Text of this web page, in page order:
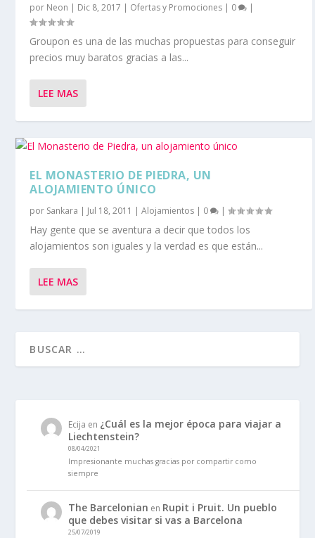
por Neon | Dic 8, 2017 | Ofertas y Promociones | 0 |
Groupon es una de las muchas propuestas para conseguir
precios muy baratos gracias a las...
LEE MAS
EL MONASTERIO DE PIEDRA, UN
ALOJAMIENTO ÚNICO
por Sankara | Jul 18, 2011 |Alojamientos | 0 |
Hay gente que se aventura a decir que todos los
alojamientos son iguales y la verdad es que están...
LEE MAS
Ecija en ¿Cuál es la mejor época para viajar a
Liechtenstein?
08/04/2021
Impresionante muchas gracias por compartir como
siempre
The Barcelonian en Rupit i Pruit. Un pueblo
que debes visitar si vas a Barcelona
25/07/2019